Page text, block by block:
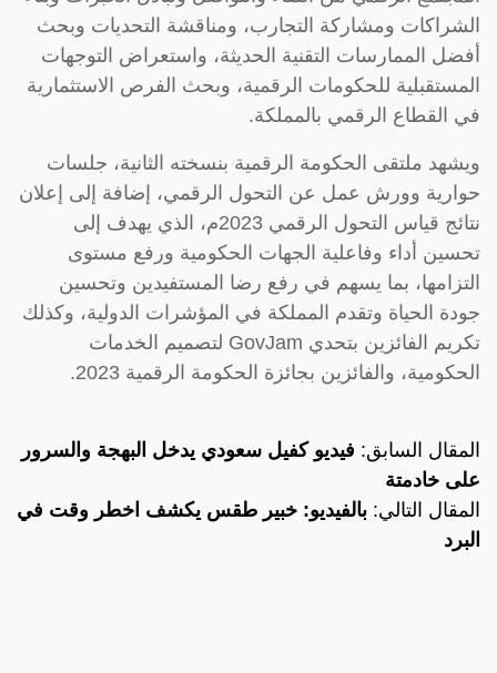
الشراكات ومشاركة التجارب، ومناقشة التحديات وبحث
أفضل الممارسات التقنية الحديثة، واستعراض التوجهات
المستقبلية للحكومات الرقمية، وبحث الفرص الاستثمارية
في القطاع الرقمي بالمملكة.
ويشهد ملتقى الحكومة الرقمية بنسخته الثانية، جلسات
حوارية وورش عمل عن التحول الرقمي، إضافة إلى إعلان
نتائج قياس التحول الرقمي 2023م، الذي يهدف إلى
تحسين أداء وفاعلية الجهات الحكومية ورفع مستوى
التزامها، بما يسهم في رفع رضا المستفيدين وتحسين
جودة الحياة وتقدم المملكة في المؤشرات الدولية، وكذلك
تكريم الفائزين بتحدي GovJam لتصميم الخدمات
الحكومية، والفائزين بجائزة الحكومة الرقمية 2023.
المقال السابق: فيديو كفيل سعودي يدخل البهجة والسرور
على خادمتة
المقال التالي: بالفيديو: خبير طقس يكشف اخطر وقت في
البرد